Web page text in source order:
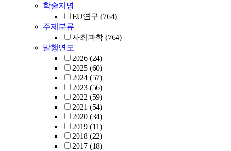
학술지명
EU연구 (764)
주제분류
사회과학 (764)
발행연도
2026 (24)
2025 (60)
2024 (57)
2023 (56)
2022 (59)
2021 (54)
2020 (34)
2019 (11)
2018 (22)
2017 (18)